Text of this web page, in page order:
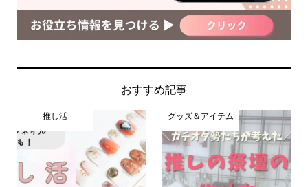
おすすめ記事
推し活 グッズ＆アイテム